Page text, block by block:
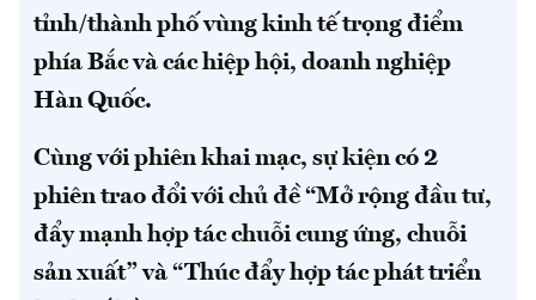
tỉnh/thành phố vùng kinh tế trọng điểm
phía Bắc và các hiệp hội, doanh nghiệp
Hàn Quốc.
Cùng với phiên khai mạc, sự kiện có 2
phiên trao đổi với chủ đề “Mở rộng đầu tư,
đẩy mạnh hợp tác chuỗi cung ứng, chuỗi
sản xuất” và “Thúc đẩy hợp tác phát triển